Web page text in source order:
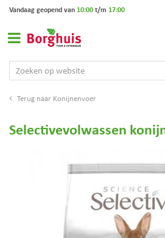
Konijnenvoer
Vandaag geopend van 10:00t/m 17:00
Selectivevolwassen